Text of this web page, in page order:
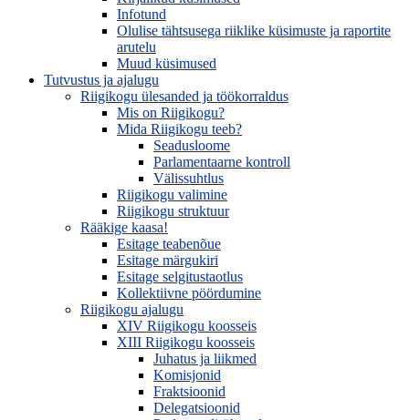
Infotund
Olulise tähtsusega riiklike küsimuste ja raportite
arutelu
Muud küsimused
Tutvustus ja ajalugu
Riigikogu ülesanded ja töökorraldus
Mis on Riigikogu?
Mida Riigikogu teeb?
Seadusloome
Parlamentaarne kontroll
Välissuhtlus
Riigikogu valimine
Riigikogu struktuur
Rääkige kaasa!
Esitage teabenõue
Esitage märgukiri
Esitage selgitustaotlus
Kollektiivne pöördumine
Riigikogu ajalugu
XIV Riigikogu koosseis
XIII Riigikogu koosseis
Juhatus ja liikmed
Komisjonid
Fraktsioonid
Delegatsioonid